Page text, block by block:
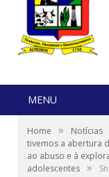
MENU
Home » Notícias
tivemos a abertura
ao abuso e à
adolescentes »